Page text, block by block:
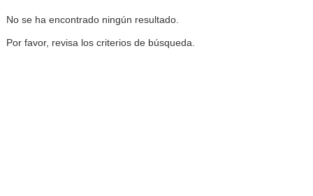
No se ha encontrado ningún resultado.
Por favor, revisa los criterios de búsqueda.